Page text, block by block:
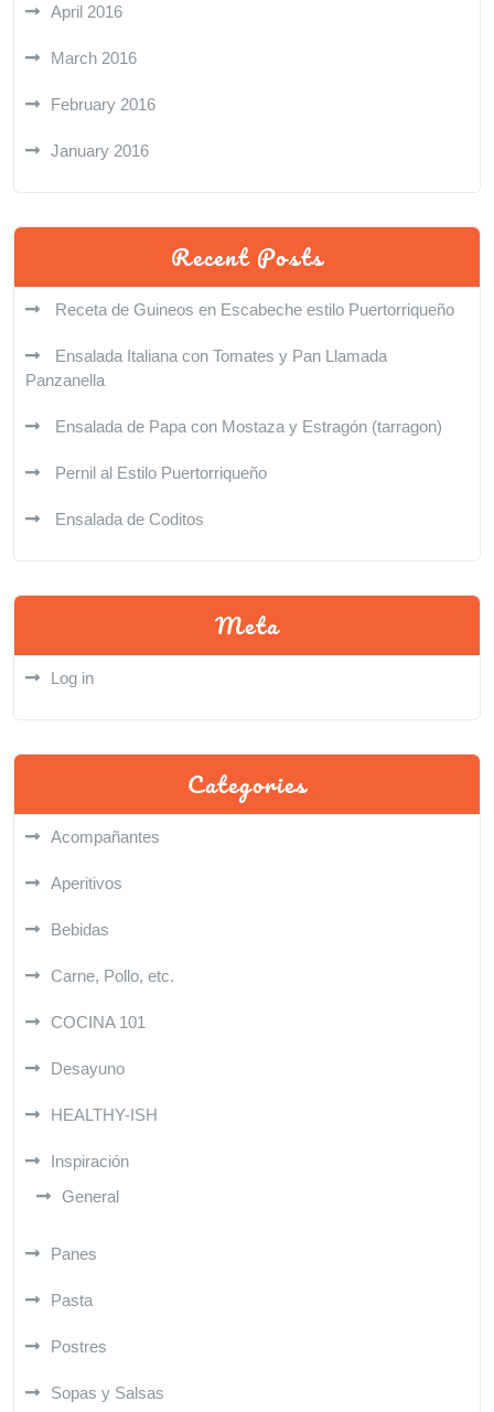
April 2016
March 2016
February 2016
January 2016
Recent Posts
Receta de Guineos en Escabeche estilo Puertorriqueño
Ensalada Italiana con Tomates y Pan Llamada
Panzanella
Ensalada de Papa con Mostaza y Estragón (tarragon)
Pernil al Estilo Puertorriqueño
Ensalada de Coditos
Meta
Log in
Categories
Acompañantes
Aperitivos
Bebidas
Carne, Pollo, etc.
COCINA 101
Desayuno
HEALTHY-ISH
Inspiración
General
Panes
Pasta
Postres
Sopas y Salsas